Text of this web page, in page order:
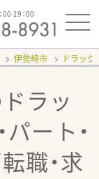
00-19：00
伊勢崎市 ドラッ
ラッ
ート・
職・求